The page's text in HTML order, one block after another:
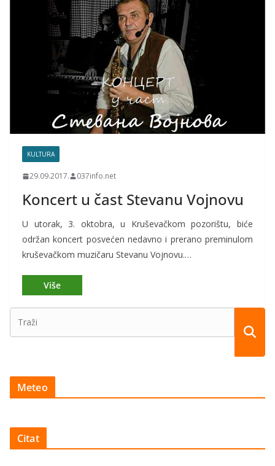
KULTURA
29.09.2017. 037info.net
Koncert u čast Stevanu Vojnovu
U utorak, 3. oktobra, u Kruševačkom pozorištu, biće
održan koncert posvećen nedavno i prerano preminulom
kruševačkom muzičaru Stevanu Vojnovu.…
Meteo
Citat